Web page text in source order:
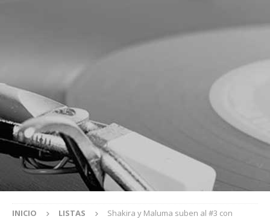
INICIO LISTAS
Shakira y Maluma suben al #3 con